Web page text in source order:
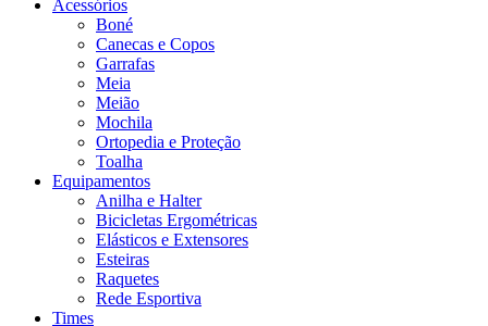
Acessórios
Boné
Canecas e Copos
Garrafas
Meia
Meião
Mochila
Ortopedia e Proteção
Toalha
Equipamentos
Anilha e Halter
Bicicletas Ergométricas
Elásticos e Extensores
Esteiras
Raquetes
Rede Esportiva
Times